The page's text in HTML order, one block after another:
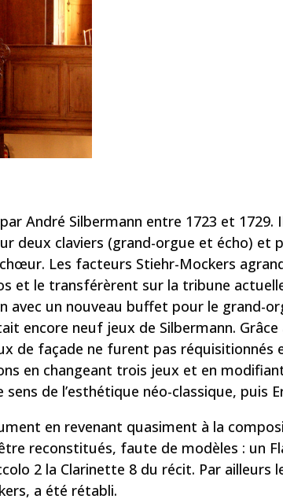
André Silbermann entre 1723 et
deux claviers (grand-orgue et écho) et
Les facteurs Stiehr-Mockers
et le transférèrent sur la tribune
avec un nouveau buffet pour le grand-
encore neuf jeux de Silbermann. Grâce
de façade ne furent pas réquisitionnés
en changeant trois jeux et en modifiant
de l’esthétique néo-classique, puis
en revenant quasiment à la
reconstitués, faute de modèles : un
2 la Clarinette 8 du récit. Par ailleurs
a été rétabli.